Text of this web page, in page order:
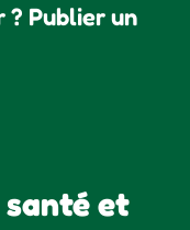
? Publier un
et